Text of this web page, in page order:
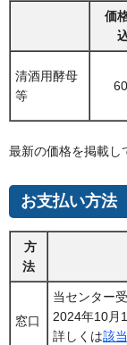
価
清酒用酵母
等
最新の価格を掲載し
お支払い方法
方
法
窓口
当センター
2024年10月
詳しくは該